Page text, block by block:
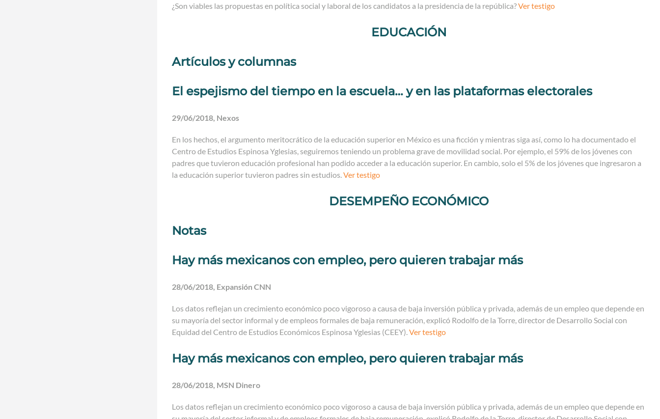
¿Son viables las propuestas en política social y laboral de los candidatos a la presidencia de la república?Ver testigo
EDUCACIÓN
Artículos y columnas
El espejismo del tiempo en la escuela… y en las plataformas electorales
29/06/2018, Nexos
En los hechos, el argumento meritocrático de la educación superior en México es una ficción y mientras siga así, como lo ha documentado el
Centro de Estudios Espinosa Yglesias, seguiremos teniendo un problema grave de movilidad social. Por ejemplo, el 59% de los jóvenes con
padres que tuvieron educación profesional han podido acceder a la educación superior. En cambio, solo el 5% de los jóvenes que ingresaron a
la educación superior tuvieron padres sin estudios.Ver testigo
DESEMPEÑO ECONÓMICO
Notas
Hay más mexicanos con empleo, pero quieren trabajar más
28/06/2018, Expansión CNN
Los datos reflejan un crecimiento económico poco vigoroso a causa de baja inversión pública y privada, además de un empleo que depende en
su mayoría del sector informal y de empleos formales de baja remuneración, explicó Rodolfo de la Torre, director de Desarrollo Social con
Equidad del Centro de Estudios Económicos Espinosa Yglesias (CEEY).Ver testigo
Hay más mexicanos con empleo, pero quieren trabajar más
28/06/2018, MSN Dinero
Los datos reflejan un crecimiento económico poco vigoroso a causa de baja inversión pública y privada, además de un empleo que depende en